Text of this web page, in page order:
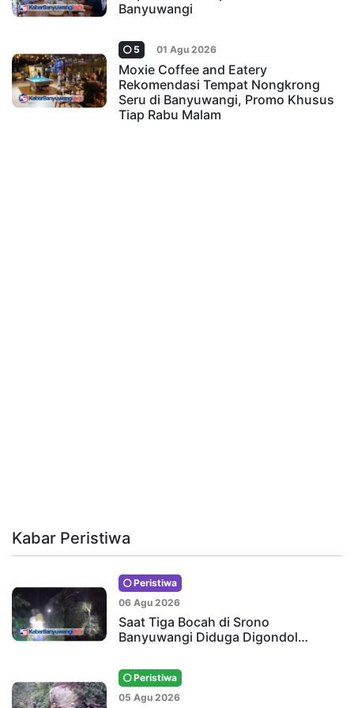
Banyuwangi
5 01 Agu 2026
Moxie Coffee and Eatery
Rekomendasi Tempat Nongkrong
Seru di Banyuwangi, Promo Khusus
Tiap Rabu Malam
Kabar Peristiwa
Peristiwa
06 Agu 2026
Saat Tiga Bocah di Srono
Banyuwangi Diduga Digondol…
Peristiwa
05 Agu 2026